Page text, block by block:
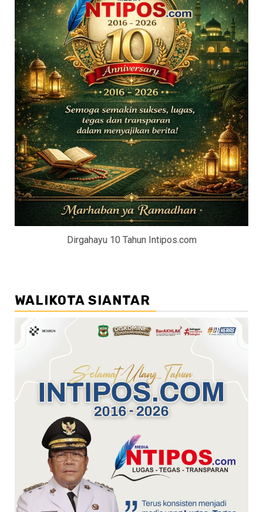
Dirgahayu 10 Tahun Intipos.com
WALIKOTA SIANTAR